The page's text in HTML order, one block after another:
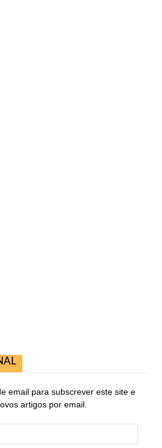
email para subscrever este site e
artigos por email.